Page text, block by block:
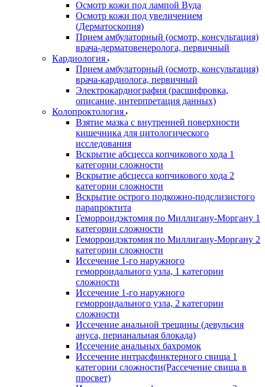
Осмотр кожи под лампой Вуда
Осмотр кожи под увеличением
(Дерматоскопия)
Прием амбулаторный (осмотр, консультация)
врача-дерматовенеролога, первичный
Кардиология
Прием амбулаторный (осмотр, консультация)
врача-кардиолога, первичный
Электрокардиография (расшифровка,
описание, интерпретация данных)
Колопроктология
Взятие мазка с внутренней поверхности
кишечника для цитологического
исследования
Вскрытие абсцесса копчикового хода 1
категории сложности
Вскрытие абсцесса копчикового хода 2
категории сложности
Вскрытие острого подкожно-подслизистого
парапроктита
Геморроидэктомия по Миллигану-Моргану 1
категории сложности
Геморроидэктомия по Миллигану-Моргану 2
категории сложности
Иссечение 1-го наружного
геморроидального узла, 1 категории
сложности
Иссечение 1-го наружного
геморроидального узла, 2 категории
сложности
Иссечение анальной трещины (девульсия
ануса, перианальная блокада)
Иссечение анальных бахромок
Иссечение интрасфинктерного свища 1
категории сложности(Рассечение свища в
просвет)